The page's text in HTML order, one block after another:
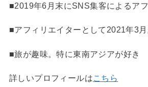
■2019年6月末にSNS集客によるア
■アフィリエイターとして2021年3月
■旅が趣味。特に東南アジアが好き
詳しいプロフィールはこちら